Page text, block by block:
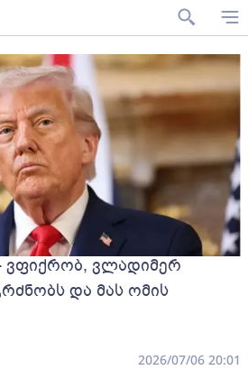
ვლადიმერ
და მას ომის
2026/07/06 20:01